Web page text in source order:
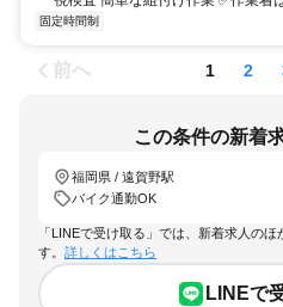
固定時間制
前へ 1 2
この条件の新着
福岡県 / 遠賀野駅
バイク通勤OK
「LINEで受け取る」では、新着求人の
す。 詳しくはこちら
LINEで